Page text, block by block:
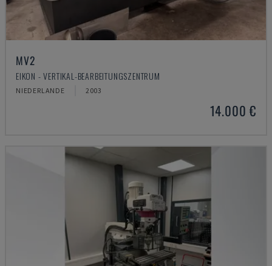
MV2
EIKON - VERTIKAL-BEARBEITUNGSZENTRUM
NIEDERLANDE 2003
14.000 €